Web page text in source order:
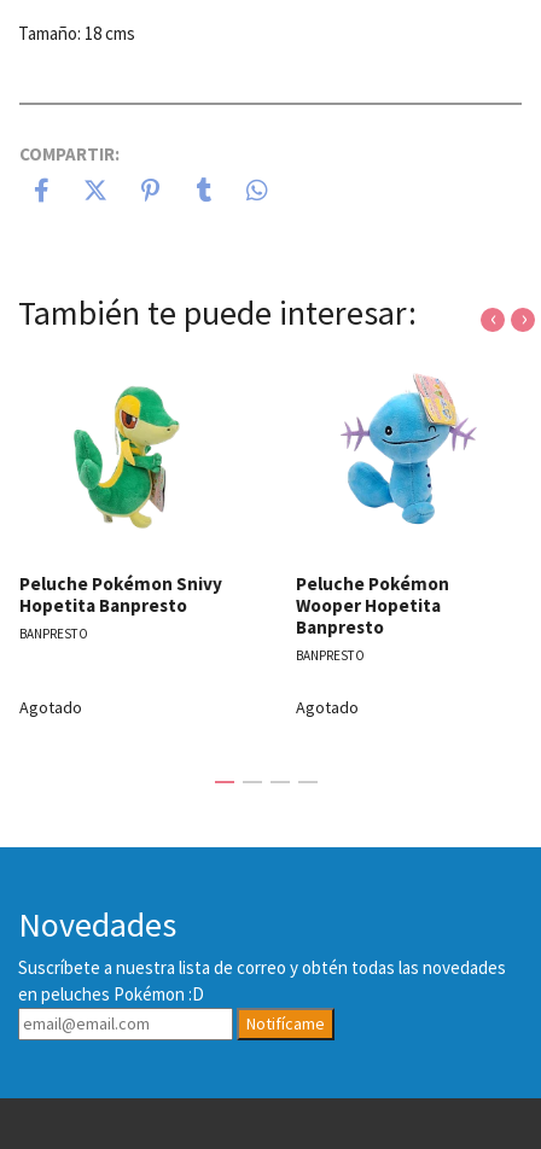
Tamaño: 18 cms
COMPARTIR:
También te puede interesar:
Peluche Pokémon Snivy
Hopetita Banpresto
BANPRESTO
Agotado
Peluche Pokémon
Wooper Hopetita
Banpresto
BANPRESTO
Agotado
‹ ›
Novedades
Suscríbete a nuestra lista de correo y obtén todas las novedades
en peluches Pokémon :D
Notifícame